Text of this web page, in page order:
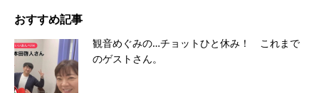
おすすめ記事
観音めぐみの…チョットひと休み！ これまで
のゲストさん。